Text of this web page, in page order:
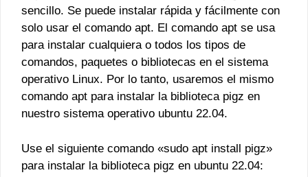
sencillo. Se puede instalar rápida y fácilmente con
solo usar el comando apt. El comando apt se usa
para instalar cualquiera o todos los tipos de
comandos, paquetes o bibliotecas en el sistema
operativo Linux. Por lo tanto, usaremos el mismo
comando apt para instalar la biblioteca pigz en
nuestro sistema operativo ubuntu 22.04.
Use el siguiente comando «sudo apt install pigz»
para instalar la biblioteca pigz en ubuntu 22.04: